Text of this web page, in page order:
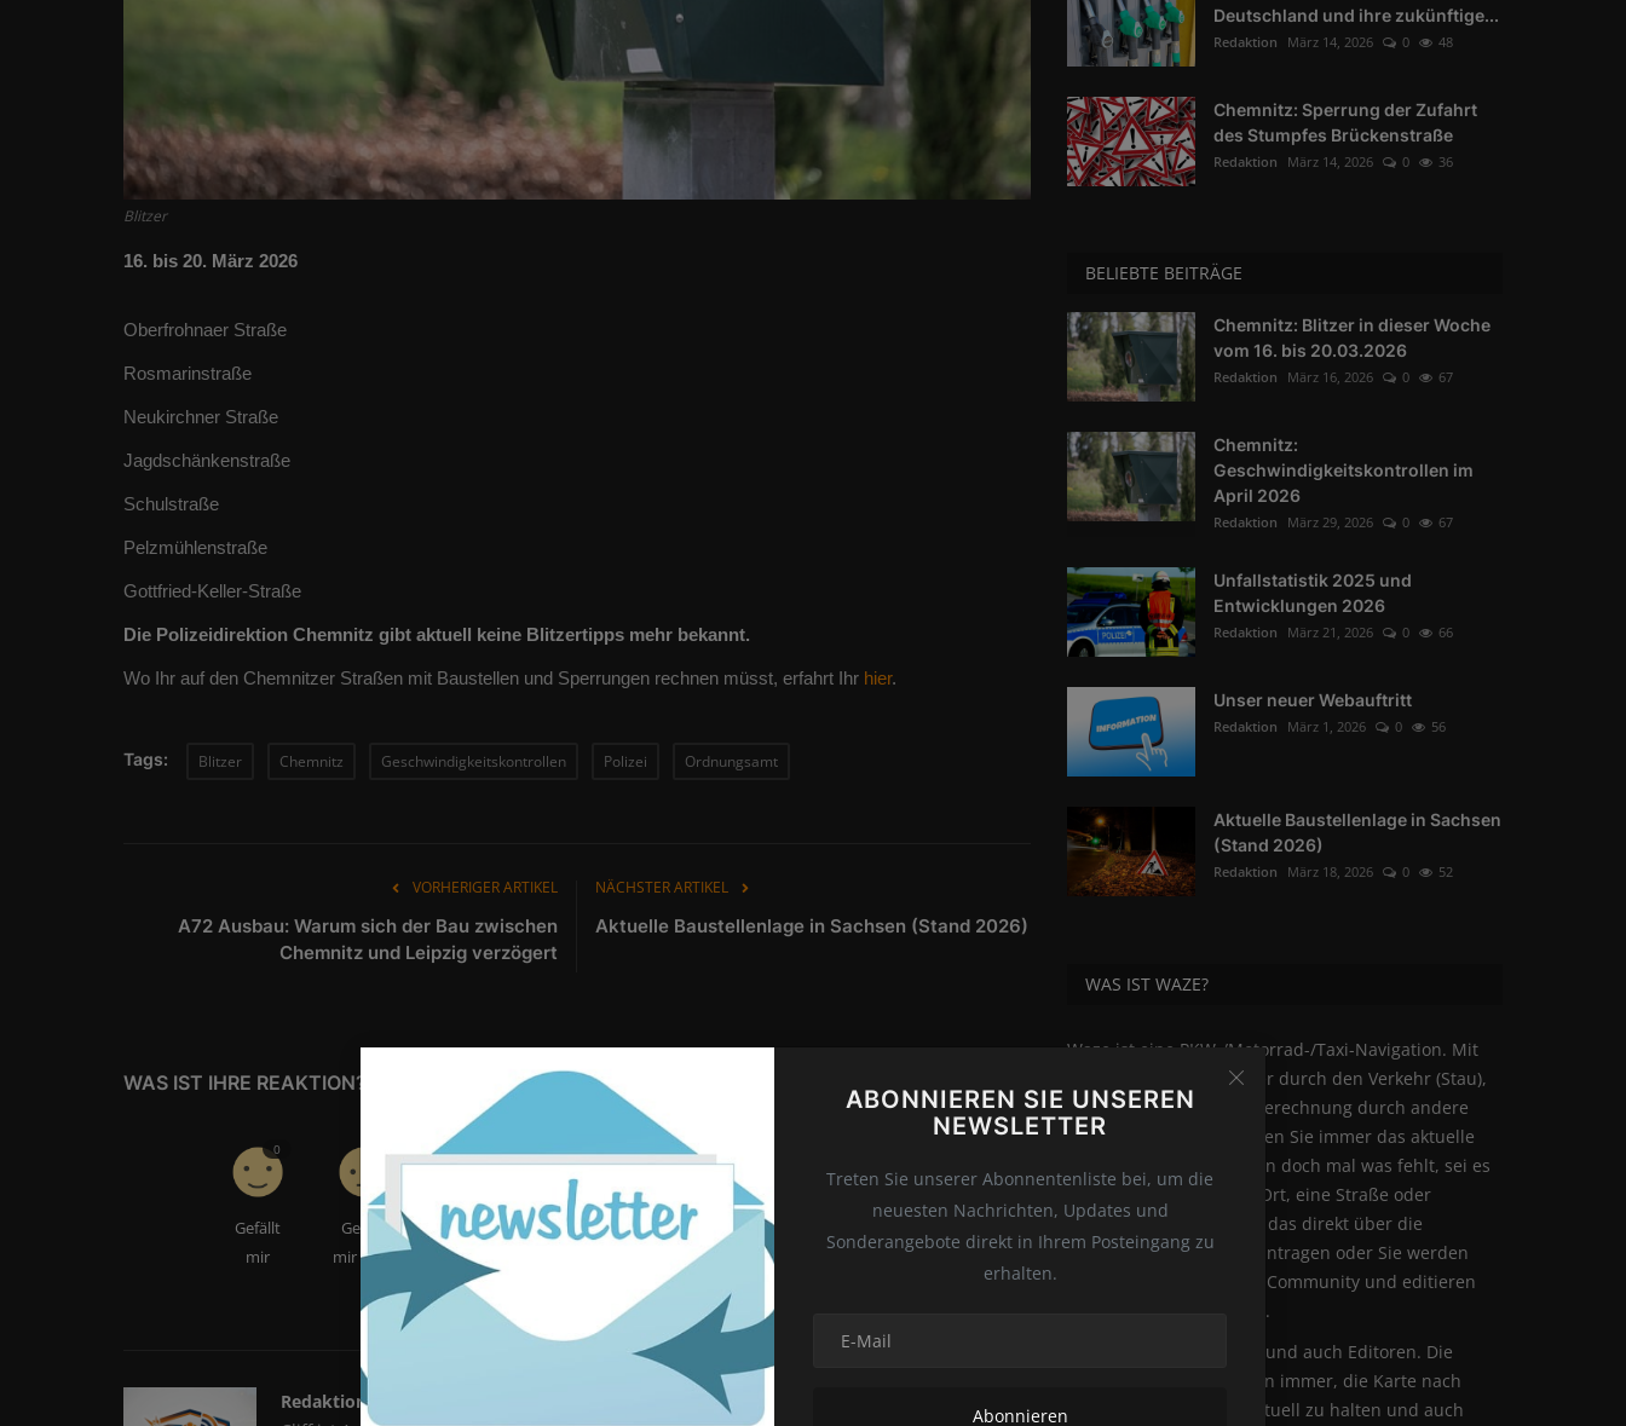
ABONNIEREN SIE UNSEREN
NEWSLETTER
Treten Sie unserer Abonnentenliste bei, um die
neuesten Nachrichten, Updates und
Sonderangebote direkt in Ihrem Posteingang zu
erhalten.
Abonnieren
Blitzer
16. bis 20. März 2026
Oberfrohnaer Straße
Rosmarinstraße
Neukirchner Straße
Jagdschänkenstraße
Schulstraße
Pelzmühlenstraße
Gottfried-Keller-Straße
Die Polizeidirektion Chemnitz gibt aktuell keine Blitzertipps mehr bekannt.
Wo Ihr auf den Chemnitzer Straßen mit Baustellen und Sperrungen rechnen müsst, erfahrt Ihr hier.
Tags: Blitzer Chemnitz Geschwindigkeitskontrollen Polizei Ordnungsamt
VORHERIGER ARTIKEL
A72 Ausbau: Warum sich der Bau zwischen
Chemnitz und Leipzig verzögert
NÄCHSTER ARTIKEL
Aktuelle Baustellenlage in Sachsen (Stand 2026)
WAS IST IHRE REAKTION?
Gefällt
mir
0
Gefällt
mir nicht
Liebe Lustig Wütend Traurig
Redaktion
Deutschland und ihre zukünftige...
Redaktion März 14, 2026 0 48
Chemnitz: Sperrung der Zufahrt
des Stumpfes Brückenstraße
Redaktion März 14, 2026 0 36
BELIEBTE BEITRÄGE
Chemnitz: Blitzer in dieser Woche
vom 16. bis 20.03.2026
Redaktion März 16, 2026 0 67
Chemnitz:
Geschwindigkeitskontrollen im
April 2026
Redaktion März 29, 2026 0 67
Unfallstatistik 2025 und
Entwicklungen 2026
Redaktion März 21, 2026 0 66
Unser neuer Webauftritt
Redaktion März 1, 2026 0 56
Aktuelle Baustellenlage in Sachsen
(Stand 2026)
Redaktion März 18, 2026 0 52
WAS IST WAZE?
Waze ist eine PKW-/Motorrad-/Taxi-Navigation. Mit
Waze kommen Sie besser durch den Verkehr (Stau),
dank Echtzeit-Verkehrsberechnung durch andere
Waze-User. In Waze finden Sie immer das aktuelle
Kartenmaterial und wenn doch mal was fehlt, sei es
eine Baustelle oder ein Ort, eine Straße oder
dergleichen, können Sie das direkt über die
WazeApp melden und eintragen oder Sie werden
selbst ein Teil der Waze-Community und editieren
selbst in der WazeWorld.
Wir sind alle Waze-User und auch Editoren. Die
Waze-Editoren versuchen immer, die Karte nach
besten Möglichkeiten aktuell zu halten und auch